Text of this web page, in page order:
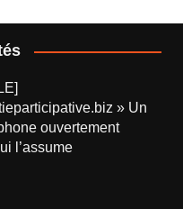
» Un
ouvertement
l’assume